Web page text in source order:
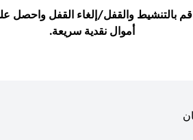
قم بالتنشيط والقفل/إلغاء القفل واحصل
أموال نقدية سريعة.